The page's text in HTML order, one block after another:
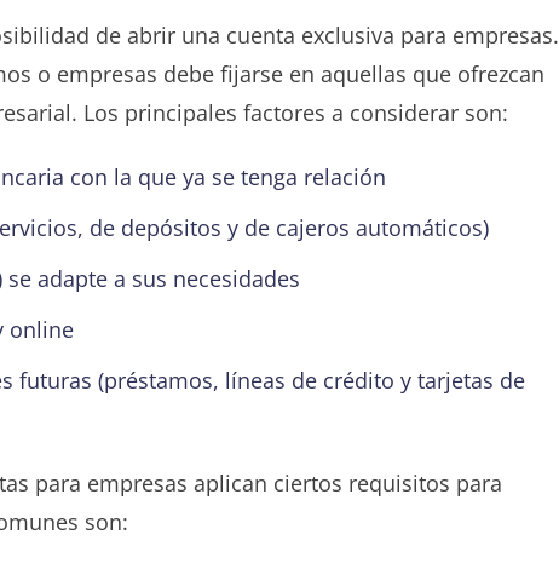
de abrir una cuenta exclusiva para empresas.
o empresas debe fijarse en aquellas que ofrezcan
Los principales factores a considerar son:
con la que ya se tenga relación
de depósitos y de cajeros automáticos)
adapte a sus necesidades
online
futuras (préstamos, líneas de crédito y tarjetas de
para empresas aplican ciertos requisitos para
son: